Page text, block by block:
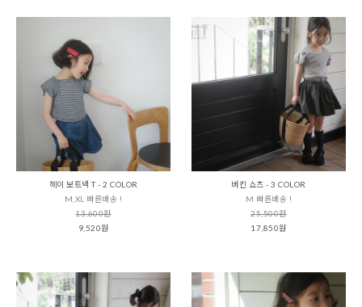
헤이 보트넥 T - 2 COLOR
M,XL 빠른배송 !
13,600원
9,520원
버킨 쇼츠 - 3 COLOR
M 빠른배송 !
25,500원
17,850원